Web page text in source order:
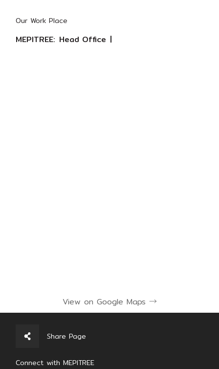
Our Work Place
MEPITREE: Head Office |
View on Google Maps →
Share Page
Connect with MEPITREE